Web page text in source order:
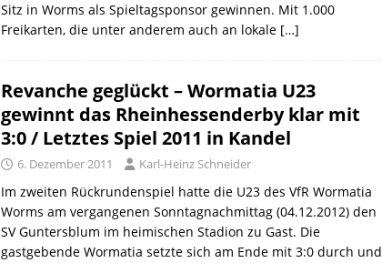
Sitz in Worms als Spieltagsponsor gewinnen. Mit 1.000
Freikarten, die unter anderem auch an lokale […]
Revanche geglückt – Wormatia U23
gewinnt das Rheinhessenderby klar mit
3:0 / Letztes Spiel 2011 in Kandel
6. Dezember 2011 Karl-Heinz Schneider
Im zweiten Rückrundenspiel hatte die U23 des VfR Wormatia
Worms am vergangenen Sonntagnachmittag (04.12.2012) den
SV Guntersblum im heimischen Stadion zu Gast. Die
gastgebende Wormatia setzte sich am Ende mit 3:0 durch und